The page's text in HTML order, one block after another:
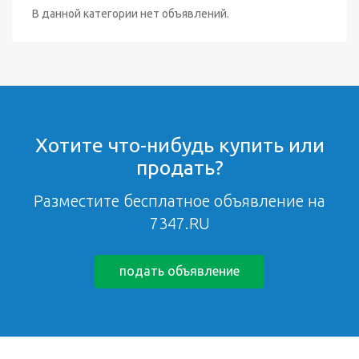
В данной категории нет объявлений.
Хотите что-нибудь купить или
продать?
Разместите бесплатное объявление на
7347.RU
подать объявление